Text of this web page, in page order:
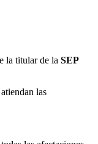
la titular de la SEP
las